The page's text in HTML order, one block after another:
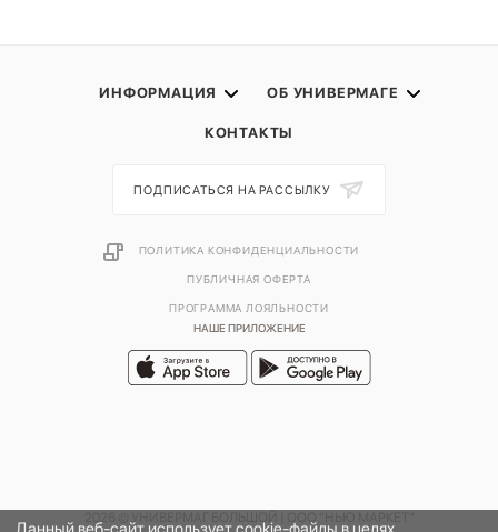
ИНФОРМАЦИЯ ОБ УНИВЕРМАГЕ
КОНТАКТЫ
НАШЕ ПРИЛОЖЕНИЕ
ПОДПИСАТЬСЯ НА РАССЫЛКУ
ПОЛИТИКА КОНФИДЕНЦИАЛЬНОСТИ
ПУБЛИЧНАЯ ОФЕРТА
ПРОГРАММА ЛОЯЛЬНОСТИ